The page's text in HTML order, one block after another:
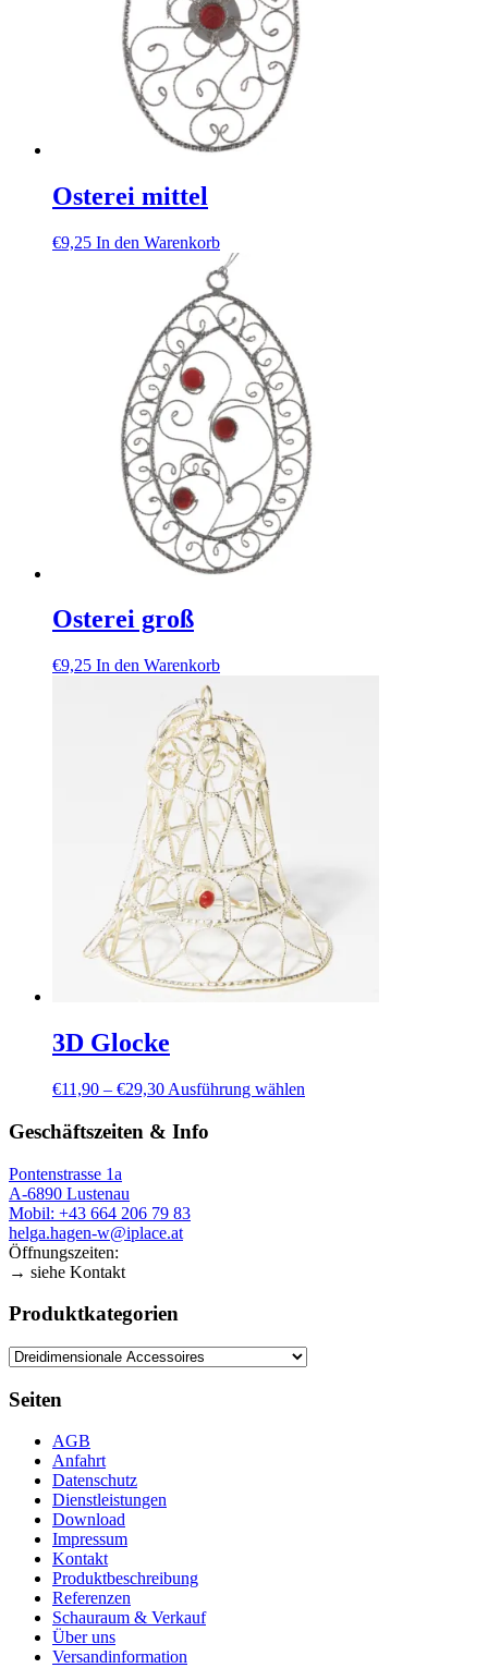
Osterei mittel
€9,25 In den Warenkorb
Osterei groß
€9,25 In den Warenkorb
3D Glocke
€11,90 – €29,30Preisspanne:
bis
Ausführung wählen
werden
Geschäftszeiten & Info
Pontenstrasse 1a
A-6890 Lustenau
Mobil: +43 664 206 79 83
helga.hagen-w@iplace.at
Öffnungszeiten:
→ siehe Kontakt
Produktkategorien
Seiten
AGB
Anfahrt
Datenschutz
Dienstleistungen
Download
Impressum
Kontakt
Produktbeschreibung
Referenzen
Schauraum & Verkauf
Über uns
Versandinformation